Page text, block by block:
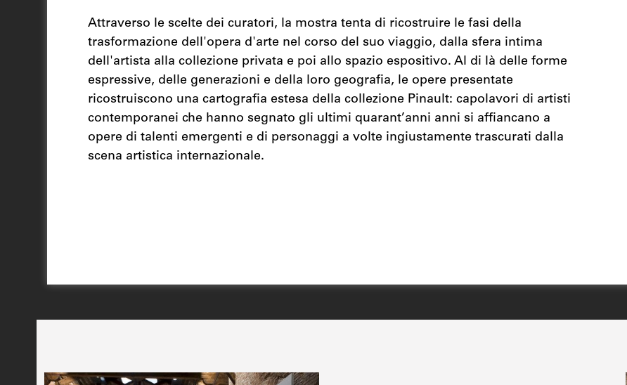
Attraverso le scelte dei curatori, la mostra tenta di ricostruire le fasi della
trasformazione dell'opera d'arte nel corso del suo viaggio, dalla sfera intima
dell'artista alla collezione privata e poi allo spazio espositivo. Al di là delle forme
espressive, delle generazioni e della loro geografia, le opere presentate
ricostruiscono una cartografia estesa della collezione Pinault: capolavori di artisti
contemporanei che hanno segnato gli ultimi quarant’anni anni si affiancano a
opere di talenti emergenti e di personaggi a volte ingiustamente trascurati dalla
scena artistica internazionale.